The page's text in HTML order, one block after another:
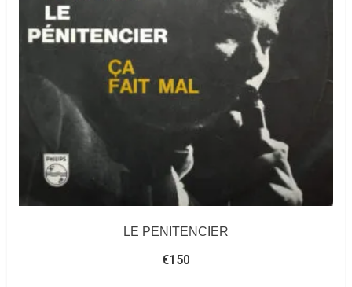
LE PENITENCIER
€150